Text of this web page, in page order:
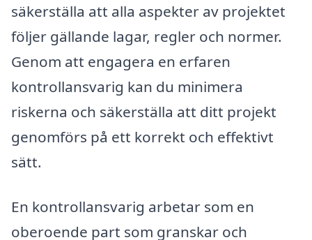
säkerställa att alla aspekter av projektet
följer gällande lagar, regler och normer.
Genom att engagera en erfaren
kontrollansvarig kan du minimera
riskerna och säkerställa att ditt projekt
genomförs på ett korrekt och effektivt
sätt.
En kontrollansvarig arbetar som en
oberoende part som granskar och